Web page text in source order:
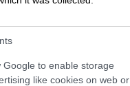
Google to enable storage
like cookies on web or